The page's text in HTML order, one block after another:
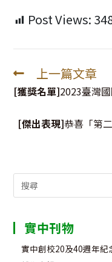
Post Views:
Read
more
上一篇文章
[獲獎名單]2023臺灣
[傑出表現]恭喜「第
Search
for:
實中刊物
實中創校20及40週年紀